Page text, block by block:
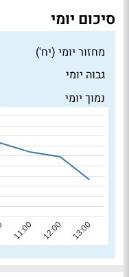
סיכום יומי
מחזור יומי (יח')
גבוה יומי
נמוך יומי